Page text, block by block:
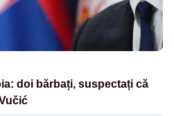
doi bărbați, suspectați că